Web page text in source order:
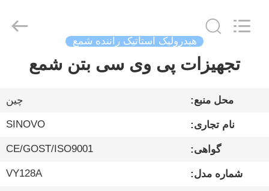
خانه
محصولات
Sinovo
Heavy
هیدرولیک استاتیک راننده شمع
تجهیزات پی وی سی بتن شمع
محل منبع: چین
نام تجاری: SINOVO
گواهی: CE/GOST/ISO9001
شماره مدل: VY128A